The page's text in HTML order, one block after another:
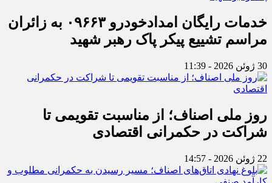
خدمات رایگان امدادخودرو ۰۹۶۶۳ به زائران
مراسم تشییع پیکر پاک رهبر شهید
30 ژوئن 2026 - 11:39
روز ملی اصناف؛ از مناسبت تقویمی تا
شراکت در حکمرانی اقتصادی
22 ژوئن 2026 - 14:57